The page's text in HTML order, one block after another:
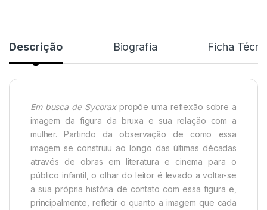
Descrição Biografia Ficha
Em busca de Sycoraxpropõe uma reflexão sobre a
imagem da figura da bruxa e sua relação com a
mulher. Partindo da observação de como essa
imagem se construiu ao longo das últimas décadas
através de obras em literatura e cinema para o
público infantil, o olhar do leitor é levado a voltar-se
a sua própria história de contato com essa figura e,
principalmente, refletir o quanto a imagem que cada